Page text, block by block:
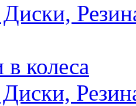
Диски,
в колеса
Диски,